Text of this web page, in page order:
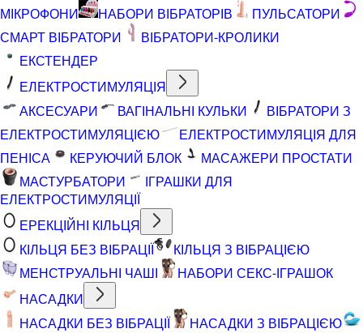
МІКРОФОНИ
НАБОРИ ВІБРАТОРІВ
ПУЛЬСАТОРИ
СМАРТ ВІБРАТОРИ
ВІБРАТОРИ-КРОЛИКИ
ЕКСТЕНДЕР
ЕЛЕКТРОСТИМУЛЯЦІЯ
АКСЕСУАРИ
ВАГІНАЛЬНІ КУЛЬКИ
ВІБРАТОРИ З
ЕЛЕКТРОСТИМУЛЯЦІЄЮ
ЕЛЕКТРОСТИМУЛЯЦІЯ ДЛЯ
ПЕНІСА
КЕРУЮЧИЙ БЛОК
МАСАЖЕРИ ПРОСТАТИ
МАСТУРБАТОРИ
ІГРАШКИ ДЛЯ
ЕЛЕКТРОСТИМУЛЯЦІЇ
ЕРЕКЦІЙНІ КІЛЬЦЯ
КІЛЬЦЯ БЕЗ ВІБРАЦІЇ
КІЛЬЦЯ З ВІБРАЦІЄЮ
МЕНСТРУАЛЬНІ ЧАШІ
НАБОРИ СЕКС-ІГРАШОК
НАСАДКИ
НАСАДКИ БЕЗ ВІБРАЦІЇ
НАСАДКИ З ВІБРАЦІЄЮ